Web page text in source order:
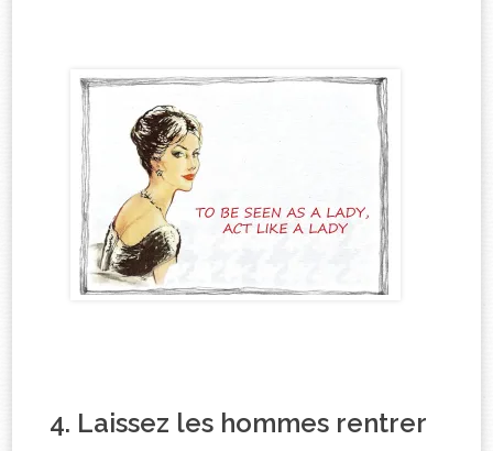
4. Laissez les hommes rentrer